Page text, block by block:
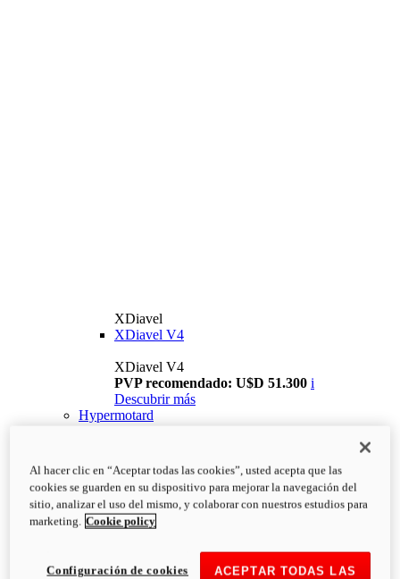
XDiavel
XDiavel V4
XDiavel V4
PVP recomendado: U$D 51.300 i
Descubrir más
Hypermotard
Al hacer clic en “Aceptar todas las cookies”, usted acepta que las
cookies se guarden en su dispositivo para mejorar la navegación del
sitio, analizar el uso del mismo, y colaborar con nuestros estudios para
marketing. Cookie policy
ACEPTAR TODAS LAS
Configuración de cookies